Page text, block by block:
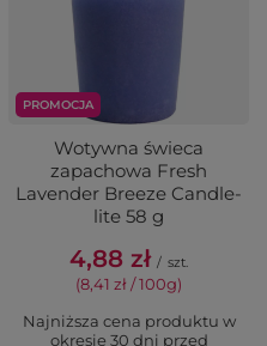
PROMOCJA
Wotywna świeca
zapachowa Fresh
Lavender Breeze Candle-
lite 58 g
4,88 zł / szt.
(8,41 zł / 100g)
Najniższa cena produktu w
okresie 30 dni przed